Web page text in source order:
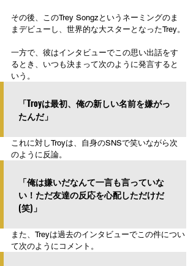
その後、このTrey Songzというネーミングのま
まデビューし、世界的な大スターとなったTrey。
一方で、彼はインタビューでこの思い出話をす
るとき、いつも決まって次のように発言すると
いう。
「Troyは最初、俺の新しい名前を嫌がっ
たんだ」
これに対しTroyは、自身のSNSで笑いながら次
のように反論。
「俺は嫌いだなんて一言も言っていな
い！ただ友達の反応を心配しただけだ
(笑)」
また、Treyは過去のインタビューでこの件につい
て次のようにコメント。